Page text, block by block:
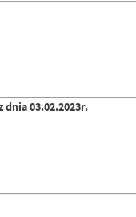
dnia 03.02.2023r.